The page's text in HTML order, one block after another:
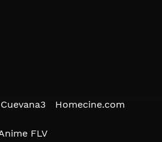
Cuevana3 Homecine.com
FLV